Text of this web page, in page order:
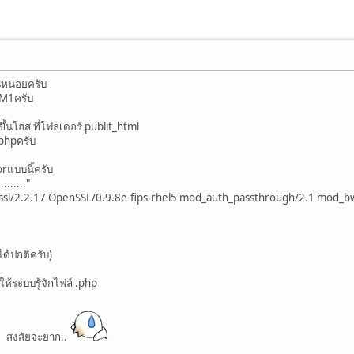
น่อยครับ
ครับ
โฮส ที่โฟลเดอร์ publit_html
ครับ
แบบนี้ครับ
2.2.17 OpenSSL/0.9.8e-fips-rhel5 mod_auth_passthrough/2.1
ด้ปกติครับ)
ห้ระบบรู้จักไฟล์ .php
งสัยจะยาก..